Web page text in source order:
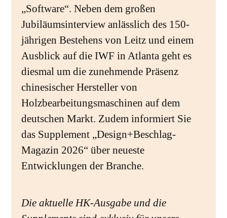
„Software“. Neben dem großen
Jubiläumsinterview anlässlich des 150-
jährigen Bestehens von Leitz und einem
Ausblick auf die IWF in Atlanta geht es
diesmal um die zunehmende Präsenz
chinesischer Hersteller von
Holzbearbeitungsmaschinen auf dem
deutschen Markt. Zudem informiert Sie
das Supplement „Design+Beschlag-
Magazin 2026“ über neueste
Entwicklungen der Branche.
Die aktuelle HK-Ausgabe und die